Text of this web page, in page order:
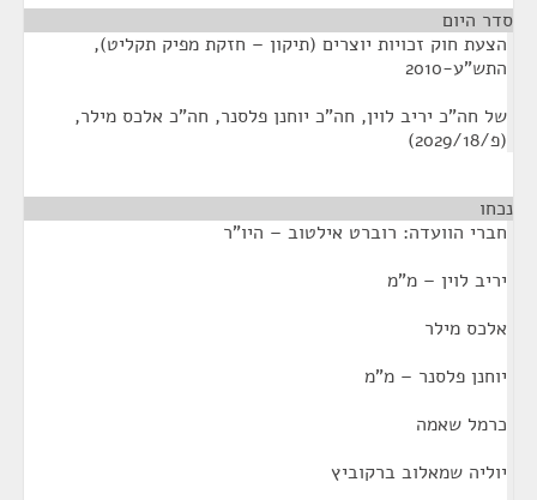
סדר היום
הצעת חוק זכויות יוצרים (תיקון – חזקת מפיק תקליט),
התש"ע-2010
של חה"כ יריב לוין, חה"כ יוחנן פלסנר, חה"כ אלכס מילר,
(פ/2029/18)
נכחו
חברי הוועדה: רוברט אילטוב – היו"ר
יריב לוין – מ"מ
אלכס מילר
יוחנן פלסנר – מ"מ
כרמל שאמה
יוליה שמאלוב ברקוביץ